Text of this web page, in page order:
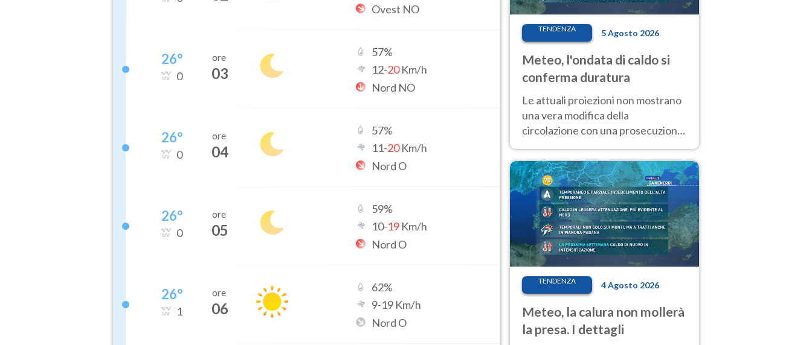
Ovest NO
26°
0
ore
03
57%
12-20Km/h
Nord NO
26°
0
ore
04
57%
11-20Km/h
Nord O
26°
0
ore
05
59%
10-19 Km/h
Nord O
26°
1
ore
06
62%
9-19 Km/h
Nord O
TENDENZA 5 Agosto 2026
Meteo, l'ondata di caldo si
conferma duratura
Le attuali proiezioni non mostrano
una vera modifica della
circolazione con una prosecuzione
giorni, compresa la settimana di
Ferragosto
TENDENZA 4 Agosto 2026
Meteo, la calura non mollerà
la presa. I dettagli